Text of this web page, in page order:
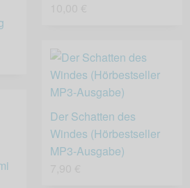
Der Schatten des
Windes (Hörbestseller
MP3-Ausgabe)